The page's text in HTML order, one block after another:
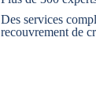
Des services
recouvrement de